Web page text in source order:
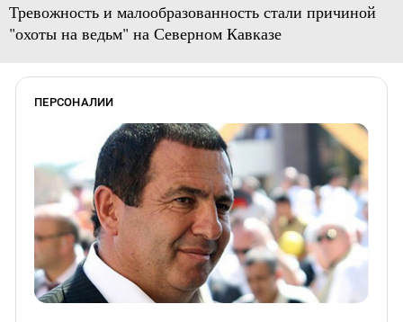
Тревожность и малообразованность стали причиной
"охоты на ведьм" на Северном Кавказе
ПЕРСОНАЛИИ